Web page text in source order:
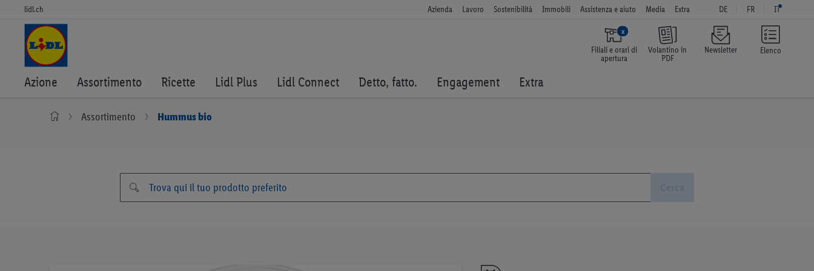
Elenco
lidl.ch Azienda Lavoro Sostenibilità Immobili Assistenza e aiuto Media Extra DE FR IT
x
Filiali e orari di
apertura
Volantino in
PDF
Newsletter
Azione Assortimento Ricette Lidl Plus Lidl Connect Detto, fatto. Engagement Extra
Assortimento Hummus bio